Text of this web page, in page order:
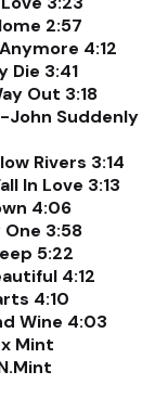
2:57
4:12
Die 3:41
Out 3:18
John Suddenly
Rivers 3:14
In Love 3:13
4:06
3:58
5:22
4:12
4:10
Wine 4:03
Mint